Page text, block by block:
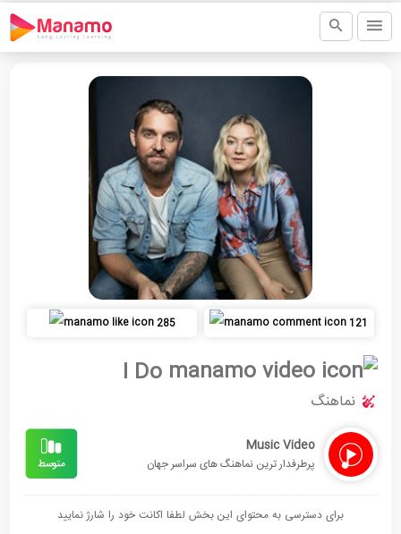
285 121
I Do
نماهنگ
Music Video
پرطرفدار ترین نماهنگ های سراسر جهان
برای دسترسی به محتوای این بخش لطفا اکانت خود را شارژ نمایید